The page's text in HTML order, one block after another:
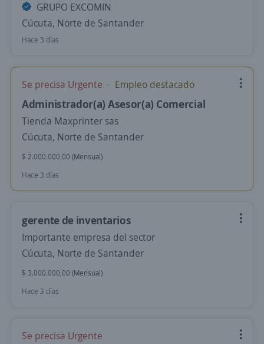
GRUPO EXCOMIN
Cúcuta, Norte de Santander
Hace 3 días
Se precisa Urgente Empleo destacado
Administrador(a) Asesor(a) Comercial
Tienda Maxprinter sas
Cúcuta, Norte de Santander
$ 2.000.000,00 (Mensual)
Hace 3 días
gerente de inventarios
Importante empresa del sector
Cúcuta, Norte de Santander
$ 3.000.000,00 (Mensual)
Hace 3 días
Se precisa Urgente